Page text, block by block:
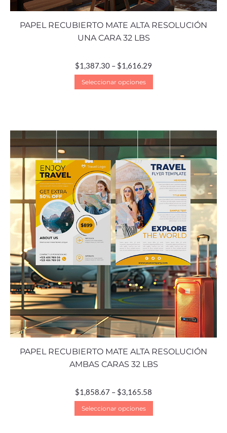
PAPEL RECUBIERTO MATE ALTA RESOLUCIÓN
UNA CARA 32 LBS
$1,387.30 – $1,616.29
Seleccionar opciones
PAPEL RECUBIERTO MATE ALTA RESOLUCIÓN
AMBAS CARAS 32 LBS
$1,858.67 – $3,165.58
Seleccionar opciones